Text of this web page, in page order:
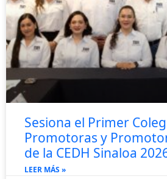
Sesiona el Primer
Promotoras y
de la CEDH Sinaloa
LEER MÁS »